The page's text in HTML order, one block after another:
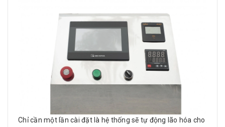
Chỉ cần một lần cài đặt là hệ thống sẽ tự động lão hóa cho